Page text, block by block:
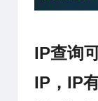
IP查询
IP，IP